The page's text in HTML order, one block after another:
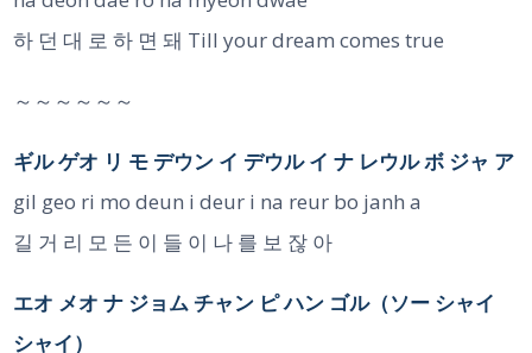
하 던 대 로 하 면 돼 Till your dream comes true
～～～～～～
ギル ゲオ リ モ デウン イ デウル イ ナ レウル ボ ジャ ア
gil geo ri mo deun i deur i na reur bo janh a
길 거 리 모 든 이 들 이 나 를 보 잖 아
エオ メオ ナ ジョム チャン ピ ハン ゴル（ソー シャイ
シャイ）